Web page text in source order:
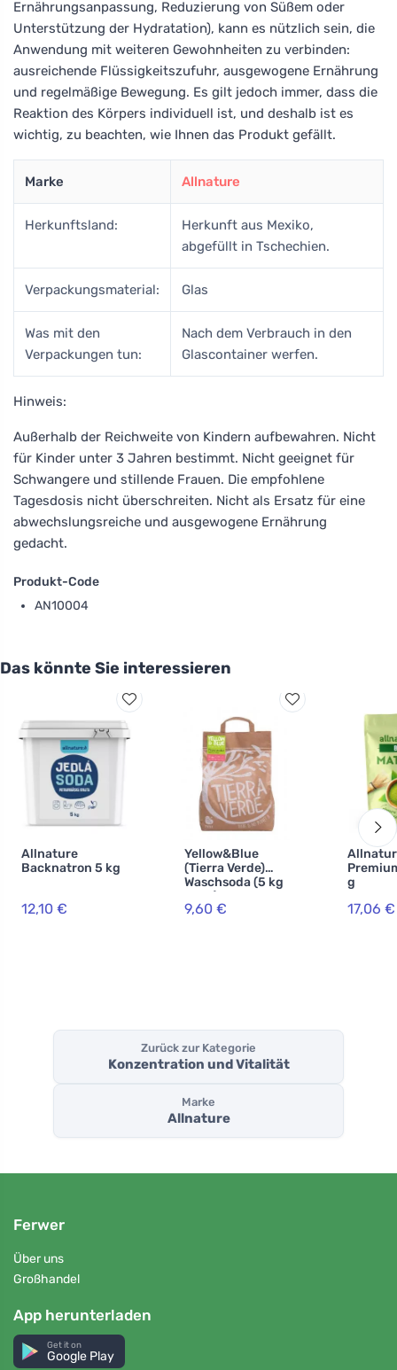
Ernährungsanpassung, Reduzierung von Süßem oder
Unterstützung der Hydratation), kann es nützlich sein, die
Anwendung mit weiteren Gewohnheiten zu verbinden:
ausreichende Flüssigkeitszufuhr, ausgewogene Ernährung
und regelmäßige Bewegung. Es gilt jedoch immer, dass die
Reaktion des Körpers individuell ist, und deshalb ist es
wichtig, zu beachten, wie Ihnen das Produkt gefällt.
Marke Allnature
Herkunftsland:
Herkunft aus Mexiko,
abgefüllt in Tschechien.
Verpackungsmaterial: Glas
Was mit den
Verpackungen tun:
Nach dem Verbrauch in den
Glascontainer werfen.
Hinweis:
Außerhalb der Reichweite von Kindern aufbewahren. Nicht
für Kinder unter 3 Jahren bestimmt. Nicht geeignet für
Schwangere und stillende Frauen. Die empfohlene
Tagesdosis nicht überschreiten. Nicht als Ersatz für eine
abwechslungsreiche und ausgewogene Ernährung
gedacht.
Produkt-Code
AN10004
Das könnte Sie interessieren
Allnature
Backnatron 5 kg
12,10 €
Yellow&Blue
(Tierra Verde)
Waschsoda (5 kg
Sack) - zur
Herstellung von
9,60 €
g
17,06 €
Zurück zur Kategorie
Konzentration und Vitalität
Marke
Allnature
Ferwer
Über uns
Großhandel
App herunterladen
Get it on
Google Play